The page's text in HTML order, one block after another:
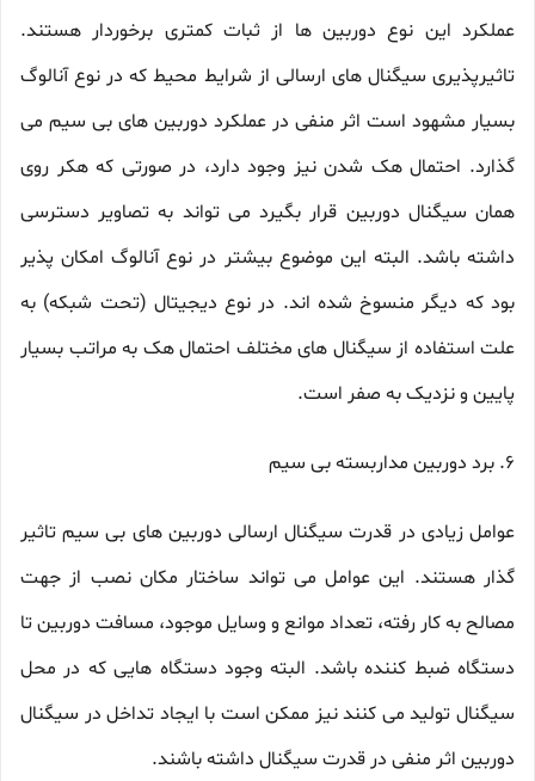
عملکرد این نوع دوربین ها از ثبات کمتری برخوردار هستند.
تاثیرپذیری سیگنال های ارسالی از شرایط محیط که در نوع آنالوگ
بسیار مشهود است اثر منفی در عملکرد دوربین های بی سیم می
گذارد. احتمال هک شدن نیز وجود دارد، در صورتی که هکر روی
همان سیگنال دوربین قرار بگیرد می تواند به تصاویر دسترسی
داشته باشد. البته این موضوع بیشتر در نوع آنالوگ امکان پذیر
بود که دیگر منسوخ شده اند. در نوع دیجیتال (تحت شبکه) به
علت استفاده از سیگنال های مختلف احتمال هک به مراتب بسیار
پایین و نزدیک به صفر است.
6. برد دوربین مداربسته بی سیم
عوامل زیادی در قدرت سیگنال ارسالی دوربین های بی سیم تاثیر
گذار هستند. این عوامل می تواند ساختار مکان نصب از جهت
مصالح به کار رفته، تعداد موانع و وسایل موجود، مسافت دوربین تا
دستگاه ضبط کننده باشد. البته وجود دستگاه هایی که در محل
سیگنال تولید می کنند نیز ممکن است با ایجاد تداخل در سیگنال
دوربین اثر منفی در قدرت سیگنال داشته باشند.